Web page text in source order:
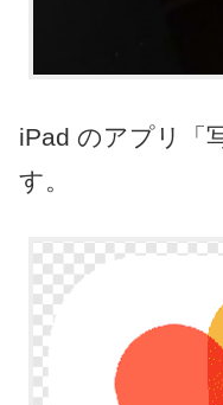
iPad のアプリ「
す。